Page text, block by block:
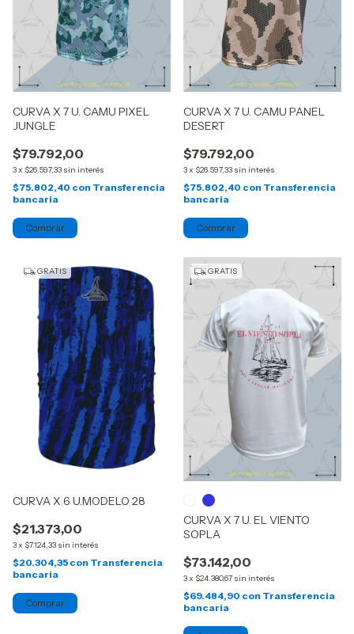
CURVA X 7 U. CAMU PIXEL
JUNGLE
$79.792,00
3x $26.597,33 sin interés
$75.802,40 con Transferencia
bancaria
CURVA X 7 U. CAMU PANEL
DESERT
$79.792,00
3x $26.597,33 sin interés
$75.802,40 con Transferencia
bancaria
GRATIS
CURVA X 6 U.MODELO 28
$21.373,00
3x $7.124,33 sin interés
$20.304,35 con Transferencia
bancaria
GRATIS
CURVA X 7 U. EL VIENTO
SOPLA
$73.142,00
3x $24.380,67 sin interés
$69.484,90 con Transferencia
bancaria